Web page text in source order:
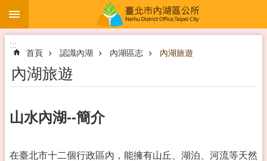
跳到主要內容區塊
:::
首頁 認識內湖 內湖區志 內湖旅遊
內湖旅遊
山水內湖--簡介
在臺北市十二個行政區內，能擁有山丘、湖泊、河流等天然